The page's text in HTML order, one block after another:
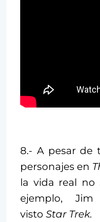
8.- A pesar de
personajes en
la vida real no
ejemplo,
visto Star Trek.